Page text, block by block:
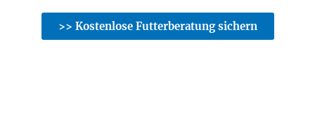
>> Kostenlose Futterberatung sichern